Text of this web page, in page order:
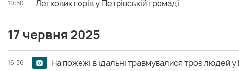
10:50 Легковик горів у Петрівській громаді
17 червня 2025
16:36 На пожежі в їдальні травмувалися троє людей